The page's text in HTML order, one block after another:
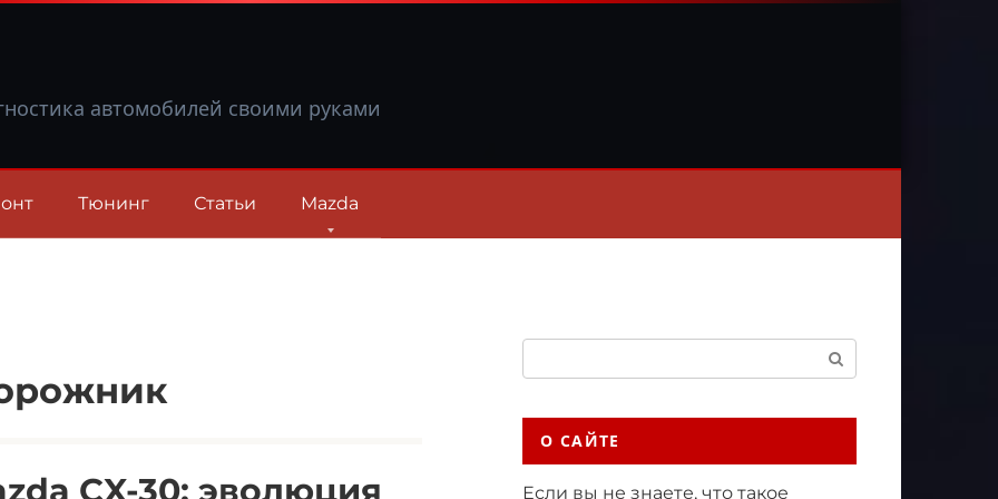
автомобилей своими руками
Тюнинг Статьи Mazda
CX-30: эволюция
О САЙТЕ
Если вы не знаете, что такое